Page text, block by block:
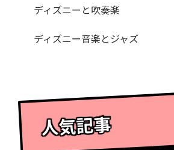
ディズニーと吹奏楽
ディズニー音楽とジャズ
人気記事